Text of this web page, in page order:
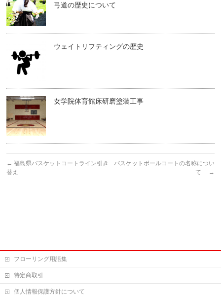
弓道の歴史について
ウェイトリフティングの歴史
女学院体育館床研磨塗装工事
← 福島県バスケットコートライン引き
替え
バスケットボールコートの名称につい
て
→
フローリング用語集
特定商取引
個人情報保護方針について